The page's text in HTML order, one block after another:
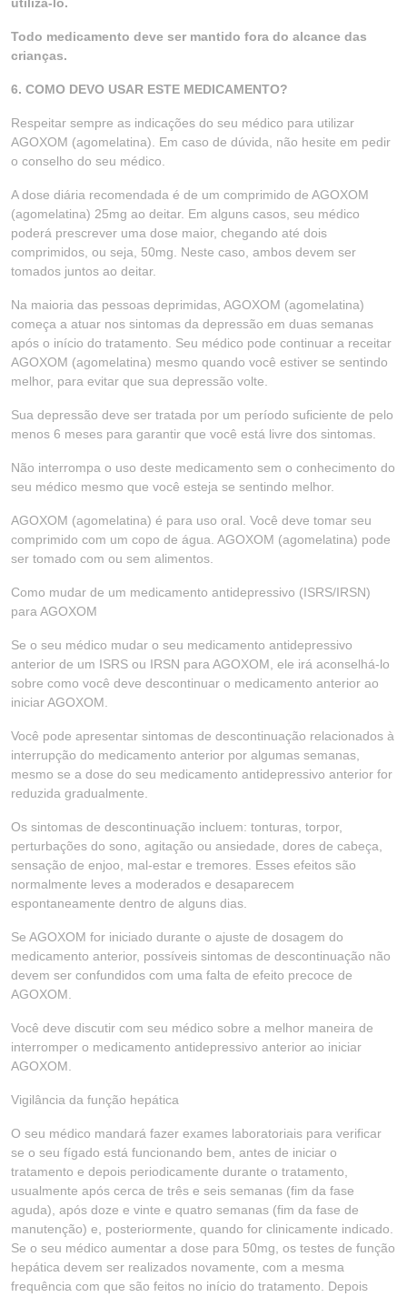
Todo medicamento deve ser mantido fora do alcance das
crianças.
6. COMO DEVO USAR ESTE MEDICAMENTO?
Respeitar sempre as indicações do seu médico para utilizar
AGOXOM (agomelatina). Em caso de dúvida, não hesite em pedir
o conselho do seu médico.
A dose diária recomendada é de um comprimido de AGOXOM
(agomelatina) 25mg ao deitar. Em alguns casos, seu médico
poderá prescrever uma dose maior, chegando até dois
comprimidos, ou seja, 50mg. Neste caso, ambos devem ser
tomados juntos ao deitar.
Na maioria das pessoas deprimidas, AGOXOM (agomelatina)
começa a atuar nos sintomas da depressão em duas semanas
após o início do tratamento. Seu médico pode continuar a receitar
AGOXOM (agomelatina) mesmo quando você estiver se sentindo
melhor, para evitar que sua depressão volte.
Sua depressão deve ser tratada por um período suficiente de pelo
menos 6 meses para garantir que você está livre dos sintomas.
Não interrompa o uso deste medicamento sem o conhecimento do
seu médico mesmo que você esteja se sentindo melhor.
AGOXOM (agomelatina) é para uso oral. Você deve tomar seu
comprimido com um copo de água. AGOXOM (agomelatina) pode
ser tomado com ou sem alimentos.
Como mudar de um medicamento antidepressivo (ISRS/IRSN)
para AGOXOM
Se o seu médico mudar o seu medicamento antidepressivo
anterior de um ISRS ou IRSN para AGOXOM, ele irá aconselhá-lo
sobre como você deve descontinuar o medicamento anterior ao
iniciar AGOXOM.
Você pode apresentar sintomas de descontinuação relacionados à
interrupção do medicamento anterior por algumas semanas,
mesmo se a dose do seu medicamento antidepressivo anterior for
reduzida gradualmente.
Os sintomas de descontinuação incluem: tonturas, torpor,
perturbações do sono, agitação ou ansiedade, dores de cabeça,
sensação de enjoo, mal-estar e tremores. Esses efeitos são
normalmente leves a moderados e desaparecem
espontaneamente dentro de alguns dias.
Se AGOXOM for iniciado durante o ajuste de dosagem do
medicamento anterior, possíveis sintomas de descontinuação não
devem ser confundidos com uma falta de efeito precoce de
AGOXOM.
Você deve discutir com seu médico sobre a melhor maneira de
interromper o medicamento antidepressivo anterior ao iniciar
AGOXOM.
Vigilância da função hepática
O seu médico mandará fazer exames laboratoriais para verificar
se o seu fígado está funcionando bem, antes de iniciar o
tratamento e depois periodicamente durante o tratamento,
usualmente após cerca de três e seis semanas (fim da fase
aguda), após doze e vinte e quatro semanas (fim da fase de
manutenção) e, posteriormente, quando for clinicamente indicado.
Se o seu médico aumentar a dose para 50mg, os testes de função
hepática devem ser realizados novamente, com a mesma
frequência com que são feitos no início do tratamento. Depois